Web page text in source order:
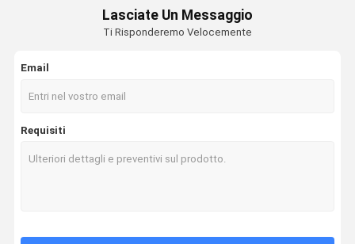
Lasciate Un Messaggio
Ti Risponderemo Velocemente
Email
Requisiti